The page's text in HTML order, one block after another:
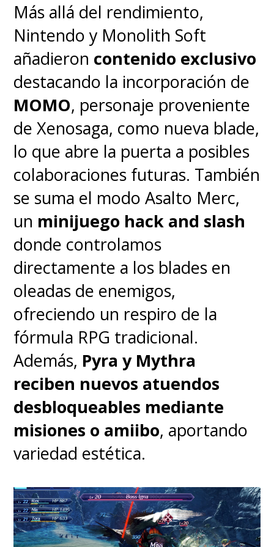
que del anime.No suaviza lo
que la animación matizó,
siendo violenta y sangrienta
cuando debe, y no cae en el
humor gratuito. Acá las risas
están, pero la emoción es la
clave.
El cariño por la obra de Oda
desborda en la recreación de
su mundo -después de todo,
el mangaka supervisó cada
aspecto-, donde conviven
colores, aspectos
estrafalarios y poderes
Más allá del rendimiento,
Nintendo y Monolith Soft
añadieron contenido exclusivo
destacando la incorporación de
MOMO, personaje proveniente
de Xenosaga, como nueva blade,
lo que abre la puerta a posibles
colaboraciones futuras. También
se suma el modo Asalto Merc,
un minijuego hack and slash
donde controlamos
directamente a los blades en
oleadas de enemigos,
ofreciendo un respiro de la
fórmula RPG tradicional.
Además, Pyra y Mythra
reciben nuevos atuendos
desbloqueables mediante
misiones o amiibo, aportando
variedad estética.